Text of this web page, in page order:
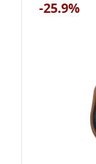
-25.9%